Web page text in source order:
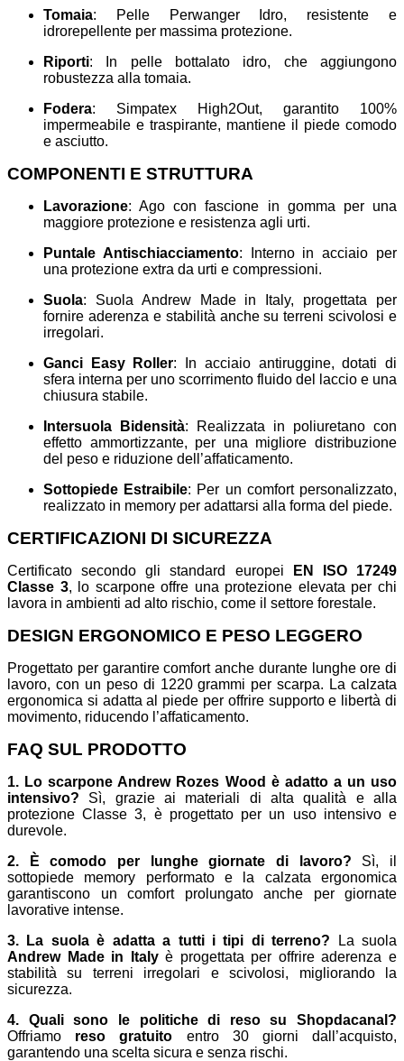
Tomaia: Pelle Perwanger Idro, resistente e
idrorepellente per massima protezione.
Riporti: In pelle bottalato idro, che aggiungono
robustezza alla tomaia.
Fodera: Simpatex High2Out, garantito 100%
impermeabile e traspirante, mantiene il piede comodo
e asciutto.
COMPONENTI E STRUTTURA
Lavorazione: Ago con fascione in gomma per una
maggiore protezione e resistenza agli urti.
Puntale Antischiacciamento: Interno in acciaio per
una protezione extra da urti e compressioni.
Suola: Suola Andrew Made in Italy, progettata per
fornire aderenza e stabilità anche su terreni scivolosi e
irregolari.
Ganci Easy Roller: In acciaio antiruggine, dotati di
sfera interna per uno scorrimento fluido del laccio e una
chiusura stabile.
Intersuola Bidensità: Realizzata in poliuretano con
effetto ammortizzante, per una migliore distribuzione
del peso e riduzione dell’affaticamento.
Sottopiede Estraibile: Per un comfort personalizzato,
realizzato in memory per adattarsi alla forma del piede.
CERTIFICAZIONI DI SICUREZZA
Certificato secondo gli standard europei
EN ISO 17249
Classe 3, lo scarpone offre una protezione elevata per chi
lavora in ambienti ad alto rischio, come il settore forestale.
DESIGN ERGONOMICO E PESO LEGGERO
Progettato per garantire comfort anche durante lunghe ore di
lavoro, con un peso di 1220 grammi per scarpa. La calzata
ergonomica si adatta al piede per offrire supporto e libertà di
movimento, riducendo l’affaticamento.
FAQ SUL PRODOTTO
1. Lo scarpone Andrew Rozes Wood è adatto a un uso
intensivo? Sì, grazie ai materiali di alta qualità e alla
protezione Classe 3, è progettato per un uso intensivo e
durevole.
2. È comodo per lunghe giornate di lavoro? Sì, il
sottopiede memory performato e la calzata ergonomica
garantiscono un comfort prolungato anche per giornate
lavorative intense.
3. La suola è adatta a tutti i tipi di terreno? La suola
Andrew Made in Italyè progettata per offrire aderenza e
stabilità su terreni irregolari e scivolosi, migliorando la
sicurezza.
4. Quali sono le politiche di reso su Shopdacanal?
Offriamo reso gratuito entro 30 giorni dall’acquisto,
garantendo una scelta sicura e senza rischi.